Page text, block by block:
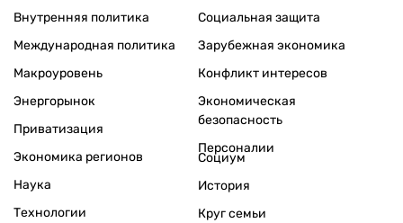
Внутренняя политика
Международная политика
Макроуровень
Энергорынок
Приватизация
Экономика регионов
Социальная защита
Зарубежная экономика
Конфликт интересов
Экономическая
безопасность
Персоналии
Наука
Технологии
Социум
История
Круг семьи